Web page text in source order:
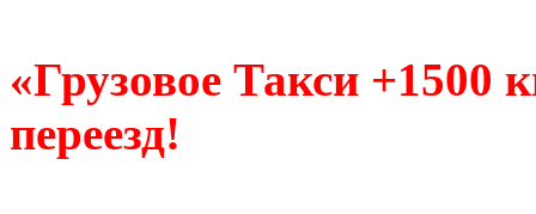
«Грузовое Такси +1500
переезд!